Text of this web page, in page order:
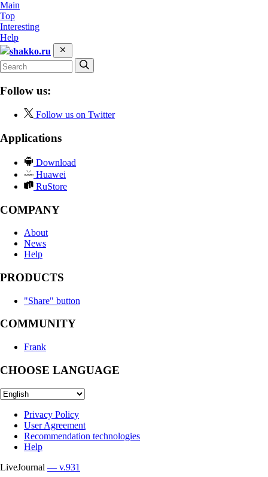
Main
Top
Interesting
Help
shakko.ru
Follow us:
Follow us on Twitter
Applications
Download
Huawei
RuStore
COMPANY
About
News
Help
PRODUCTS
"Share" button
COMMUNITY
Frank
CHOOSE LANGUAGE
Privacy Policy
User Agreement
Recommendation technologies
Help
LiveJournal — v.931